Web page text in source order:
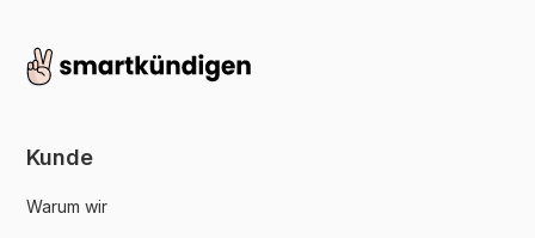
Kunde
Warum wir